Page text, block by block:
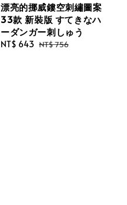
漂亮的挪威鏤空刺繡圖案
33款 新裝版 すてきなハ
ーダンガー刺しゅう
Sale
NT$ 643 Regular
NT$ 756